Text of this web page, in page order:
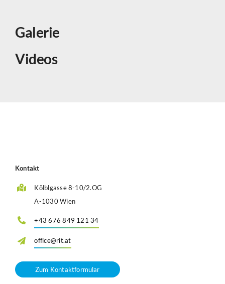
Galerie
Videos
Kontakt
Kölblgasse 8-10/2.OG
A-1030 Wien
+43 676 849 121 34
office@rit.at
Zum Kontaktformular